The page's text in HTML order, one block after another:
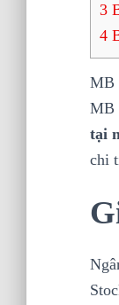
3
4
MB
MB
tại
chi